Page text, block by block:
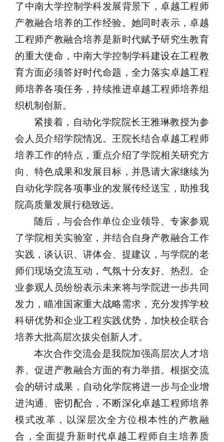
了中南大学控制学科发展背景下，卓越工程师
产教融合培养的工作经验。她同时表示，卓越
工程师产教融合培养是新时代赋予研究生教育
的重大使命，中南大学控制学科建设在工程教
育方面必须答好时代命题，全力落实卓越工程
师培养各项任务，持续推进卓越工程师培养组
织机制创新。
紧接着，自动化学院院长王雅琳教授为参
会人员介绍学院情况。王院长结合卓越工程师
培养工作的特点，重点介绍了学院相关研究方
向、特色成果和发展目标，并恳请大家继续为
自动化学院各项事业的发展传经送宝，助推我
院高质量发展行稳致远。
随后，与会合作单位企业领导、专家参观
了学院相关实验室，并结合自身产教融合工作
实践，谈认识、讲体会、提建议，与学院的老
师们现场交流互动，气氛十分友好、热烈。企
业参观人员纷纷表示未来将与学院进一步共同
发力，瞄准国家重大战略需求，充分发挥学校
科研优势和企业工程实践优势，加快校企联合
培养大批高层次拔尖创新人才。
本次合作交流会是我院加强高层次人才培
养、促进产教融合方面的有力举措。根据交流
会的研讨成果，自动化学院将进一步与企业增
进沟通、密切配合，不断深化卓越工程师培养
模式改革，以深层次全方位根本性的产教融
合，全面提升新时代卓越工程师自主培养质